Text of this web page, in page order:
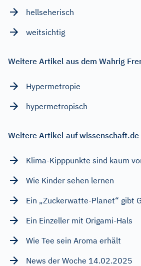
hellseherisch
weitsichtig
Weitere Artikel aus dem Wahrig
Hypermetropie
hypermetropisch
Weitere Artikel auf wissenschaft.de
Klima-Kipppunkte sind kaum
Wie Kinder sehen lernen
Ein „Zuckerwatte-Planet“ gibt
Ein Einzeller mit Origami-Hals
Wie Tee sein Aroma erhält
News der Woche 14.02.2025